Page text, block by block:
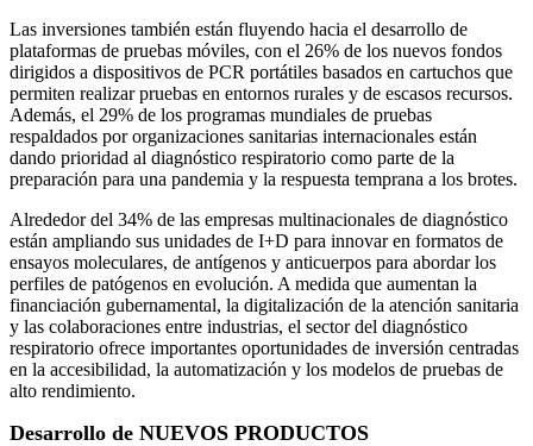
Las inversiones también están fluyendo hacia el desarrollo de
plataformas de pruebas móviles, con el 26% de los nuevos fondos
dirigidos a dispositivos de PCR portátiles basados ​​en cartuchos que
permiten realizar pruebas en entornos rurales y de escasos recursos.
Además, el 29% de los programas mundiales de pruebas
respaldados por organizaciones sanitarias internacionales están
dando prioridad al diagnóstico respiratorio como parte de la
preparación para una pandemia y la respuesta temprana a los brotes.
Alrededor del 34% de las empresas multinacionales de diagnóstico
están ampliando sus unidades de I+D para innovar en formatos de
ensayos moleculares, de antígenos y anticuerpos para abordar los
perfiles de patógenos en evolución. A medida que aumentan la
financiación gubernamental, la digitalización de la atención sanitaria
y las colaboraciones entre industrias, el sector del diagnóstico
respiratorio ofrece importantes oportunidades de inversión centradas
en la accesibilidad, la automatización y los modelos de pruebas de
alto rendimiento.
Desarrollo de NUEVOS PRODUCTOS